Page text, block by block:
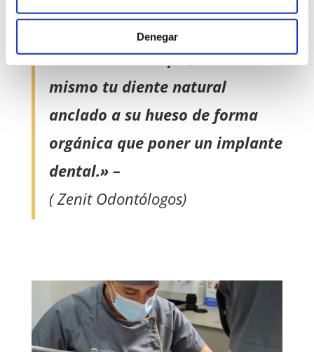
Denegar
y me pongo implantes” y,
hemos de decir que, no es lo
mismo tu diente natural
anclado a su hueso de forma
orgánica que poner un implante
dental.» –
( Zenit Odontólogos)